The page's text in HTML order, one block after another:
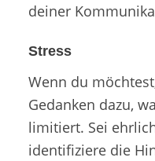
deiner
Stress
Wenn du
Gedanken dazu,
limitiert. Sei
identifiziere die